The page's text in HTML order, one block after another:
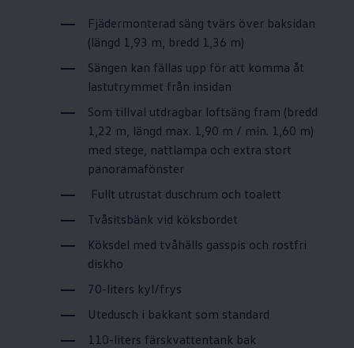
Fjädermonterad säng tvärs över baksidan
(längd 1,93 m, bredd 1,36 m)
Sängen kan fällas upp för att komma åt
lastutrymmet från insidan
Som tillval utdragbar loftsäng fram (bredd
1,22 m, längd max. 1,90 m / min. 1,60 m)
med stege, nattlampa och extra stort
panoramafönster
Fullt utrustat duschrum och toalett
Tvåsitsbänk vid köksbordet
Köksdel med tvåhälls gasspis och rostfri
diskho
70-liters kyl/frys
Utedusch i bakkant som standard
110-liters färskvattentank bak